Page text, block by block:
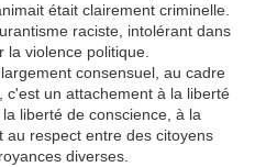
était clairement criminelle.
raciste, intolérant dans
violence politique.
consensuel, au cadre
un attachement à la liberté
liberté de conscience, à la
au respect entre des citoyens
diverses.